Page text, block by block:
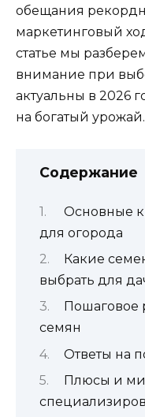
обещания
маркетинговый
статье мы
внимание при
актуальны в 2026
на богатый урожай.
Содержание
Основные
для огорода
Какие
выбрать для
Пошаговое
семян
Ответы на
Плюсы и